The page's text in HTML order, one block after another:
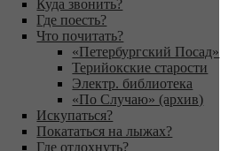
Куда звонить?
Где поесть?
Что почитать?
«Петербургский Посад»
Терийокские старости
Электр. библиотека
«По Случаю» (архив)
Искупаться?
Покататься на лыжах?
Где отдохнуть?